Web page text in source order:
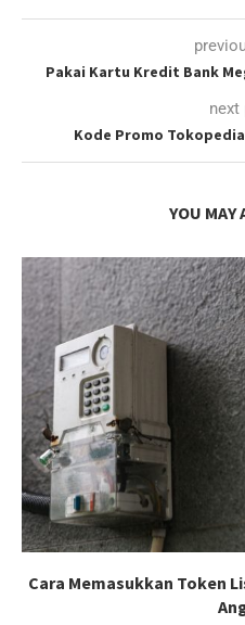
Pakai Kartu Kredit Bank
next
Kode Promo
YOU MAY
Cara Memasukkan Token